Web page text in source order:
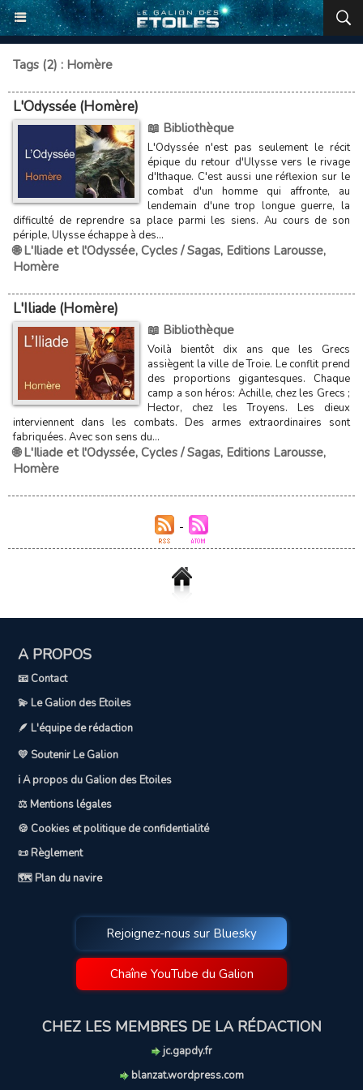
Tags (2) : Homère
L'Odyssée (Homère)
📖 Bibliothèque
L'Odyssée n'est pas seulement le récit
épique du retour d'Ulysse vers le rivage
d'Ithaque. C'est aussi une réflexion sur le
combat d'un homme qui affronte, au
lendemain d'une trop longue guerre, la
difficulté de reprendre sa place parmi les siens. Au cours de son
périple, Ulysse échappe à des...
🌐 L'Iliade et l'Odyssée, Cycles / Sagas, Editions Larousse,
Homère
L'Iliade (Homère)
📖 Bibliothèque
Voilà bientôt dix ans que les Grecs
assiègent la ville de Troie. Le conflit prend
des proportions gigantesques. Chaque
camp a son héros: Achille, chez les Grecs ;
Hector, chez les Troyens. Les dieux
interviennent dans les combats. Des armes extraordinaires sont
fabriquées. Avec son sens du...
🌐 L'Iliade et l'Odyssée, Cycles / Sagas, Editions Larousse,
Homère
A PROPOS
📧 Contact
💫 Le Galion des Etoiles
🪶 L'équipe de rédaction
💛 Soutenir Le Galion
ℹ️ A propos du Galion des Etoiles
⚖️ Mentions légales
🍪 Cookies et politique de confidentialité
📜 Règlement
🗺️ Plan du navire
Rejoignez-nous sur Bluesky
Chaîne YouTube du Galion
CHEZ LES MEMBRES DE LA RÉDACTION
jc.gapdy.fr
blanzat.wordpress.com